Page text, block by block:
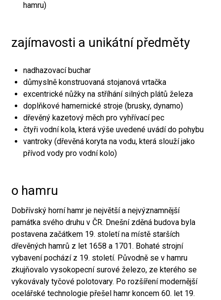
hamru)
zajímavosti a unikátní předměty
nadhazovací buchar
důmyslně konstruovaná stojanová vrtačka
excentrické nůžky na stříhání silných plátů železa
doplňkové hamernické stroje (brusky, dynamo)
dřevěný kazetový měch pro vyhřívací pec
čtyři vodní kola, která výše uvedené uvádí do pohybu
vantroky (dřevěná koryta na vodu, která slouží jako
přívod vody pro vodní kolo)
o hamru
Dobřívský horní hamr je největší a nejvýznamnější
památka svého druhu v ČR. Dnešní zděná budova byla
postavena začátkem 19. století na místě starších
dřevěných hamrů z let 1658 a 1701. Bohaté strojní
vybavení pochází z 19. století. Původně se v hamru
zkujňovalo vysokopecní surové železo, ze kterého se
vykovávaly tyčové polotovary. Po rozšíření modernější
ocelářské technologie přešel hamr koncem 60. let 19.